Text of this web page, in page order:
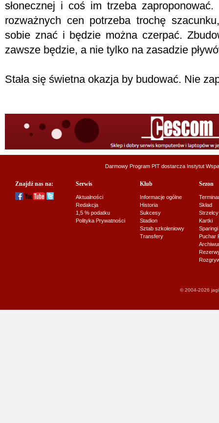
słonecznej i coś im trzeba
rozważnych cen potrzeba trochę
sobie znać i będzie można czerpać.
zawsze będzie, a nie tylko na zasadzie
Stała się świetna okazja by budować. Nie
Darmowy Program PIT dostarcza Instytut
Znajdź nas na: Serwis
Aktualności
Redakcja
1,5 % podatku
Polityka Prywatności
Klub
Informacje ogólne
Historia
Sukcesy
Stadion
Sztab szkoleniowy
Transfery
Sezon
Skład
Strzelcy
Kartki
Sparingi
Puchar
© 2004-2026